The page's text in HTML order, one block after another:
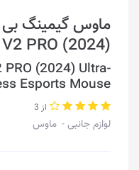
V2 PRO (2024)
PRO (2024) Ultra-
Esports Mouse
از 3
لوازم جانبی ماوس